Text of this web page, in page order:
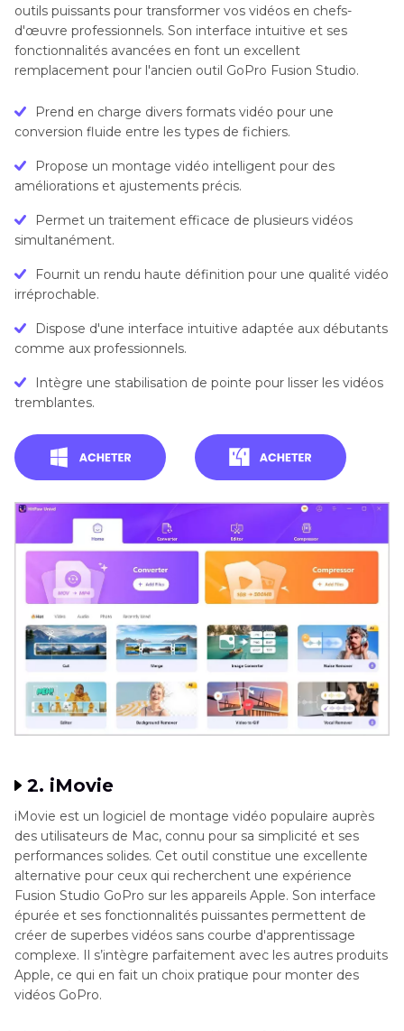
outils puissants pour transformer vos vidéos en chefs-
d'œuvre professionnels. Son interface intuitive et ses
fonctionnalités avancées en font un excellent
remplacement pour l'ancien outil GoPro Fusion Studio.
Prend en charge divers formats vidéo pour une
conversion fluide entre les types de fichiers.
Propose un montage vidéo intelligent pour des
améliorations et ajustements précis.
Permet un traitement efficace de plusieurs vidéos
simultanément.
Fournit un rendu haute définition pour une qualité vidéo
irréprochable.
Dispose d'une interface intuitive adaptée aux débutants
comme aux professionnels.
Intègre une stabilisation de pointe pour lisser les vidéos
tremblantes.
2. iMovie
iMovie est un logiciel de montage vidéo populaire auprès
des utilisateurs de Mac, connu pour sa simplicité et ses
performances solides. Cet outil constitue une excellente
alternative pour ceux qui recherchent une expérience
Fusion Studio GoPro sur les appareils Apple. Son interface
épurée et ses fonctionnalités puissantes permettent de
créer de superbes vidéos sans courbe d'apprentissage
complexe. Il s’intègre parfaitement avec les autres produits
Apple, ce qui en fait un choix pratique pour monter des
vidéos GoPro.